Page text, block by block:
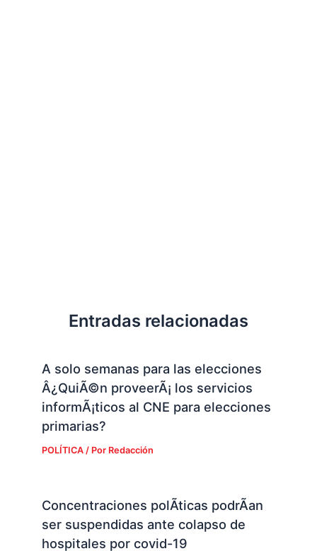
Entradas relacionadas
A solo semanas para las elecciones
Â¿QuiÃ©n proveerÃ¡ los servicios
informÃ¡ticos al CNE para elecciones
primarias?
POLÍTICA/ Por Redacción
Concentraciones polÃ­ticas podrÃ­an
ser suspendidas ante colapso de
hospitales por covid-19